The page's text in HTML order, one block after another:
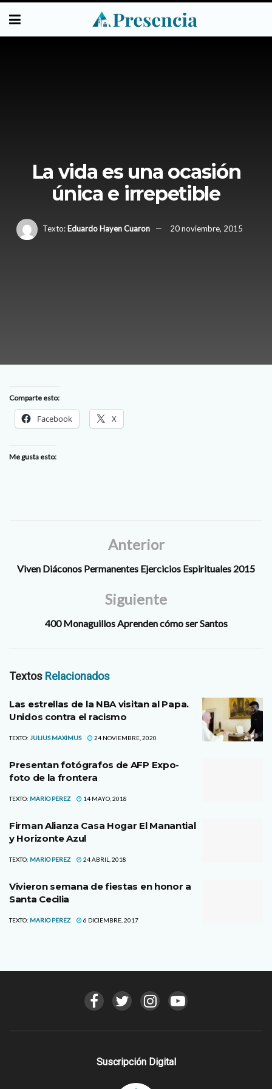
La vida es una ocasión
única e irrepetible
Texto: Eduardo Hayen Cuaron 20 noviembre, 2015
Comparte esto:
Facebook X
Me gusta esto:
Anterior
Viven Diáconos Permanentes Ejercicios Espirituales 2015
Siguiente
400 Monaguillos Aprenden cómo ser Santos
Textos Relacionados
Las estrellas de la NBA visitan al Papa.
Unidos contra el racismo
TEXTO: JULIUS MAXIMUS 24 NOVIEMBRE, 2020
Presentan fotógrafos de AFP Expo-
foto de la frontera
TEXTO: MARIO PEREZ 14 MAYO, 2018
Firman Alianza Casa Hogar El Manantial
y Horizonte Azul
TEXTO: MARIO PEREZ 24 ABRIL, 2018
Vivieron semana de fiestas en honor a
Santa Cecilia
TEXTO: MARIO PEREZ 6 DICIEMBRE, 2017
Suscripción Digital